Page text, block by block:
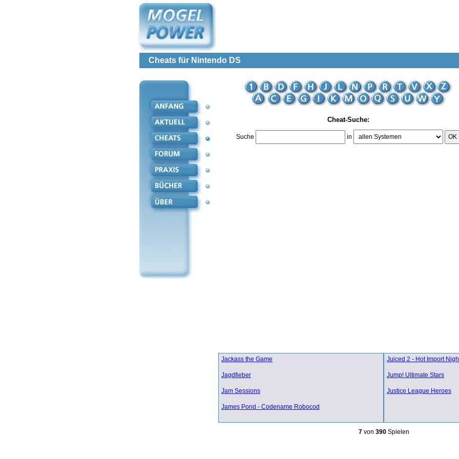
Cheats für Nintendo DS
Cheat-Suche:
Suche in OK
Jackass the Game
Jagdfieber
Jam Sessions
James Pond - Codename Robocod
Juiced 2 - Hot Import
Jump! Ultimate Stars
Justice League Heroes
7von 390Spielen